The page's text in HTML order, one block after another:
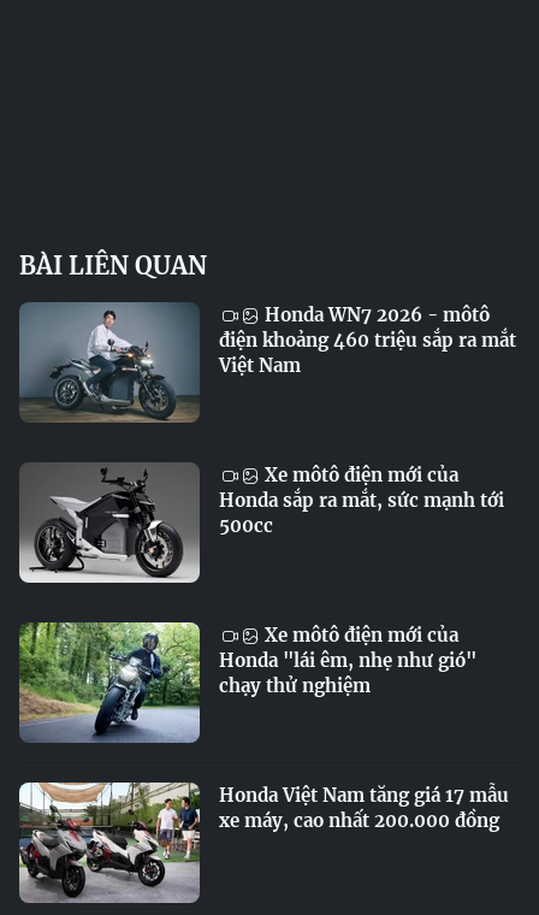
BÀI LIÊN QUAN
Honda WN7 2026 - môtô
điện khoảng 460 triệu sắp ra mắt
Việt Nam
Xe môtô điện mới của
Honda sắp ra mắt, sức mạnh tới
500cc
Xe môtô điện mới của
Honda "lái êm, nhẹ như gió"
chạy thử nghiệm
Honda Việt Nam tăng giá 17 mẫu
xe máy, cao nhất 200.000 đồng